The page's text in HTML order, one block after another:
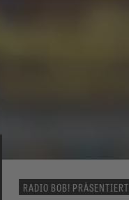
RADIO BOB! PRÄSENTIERT